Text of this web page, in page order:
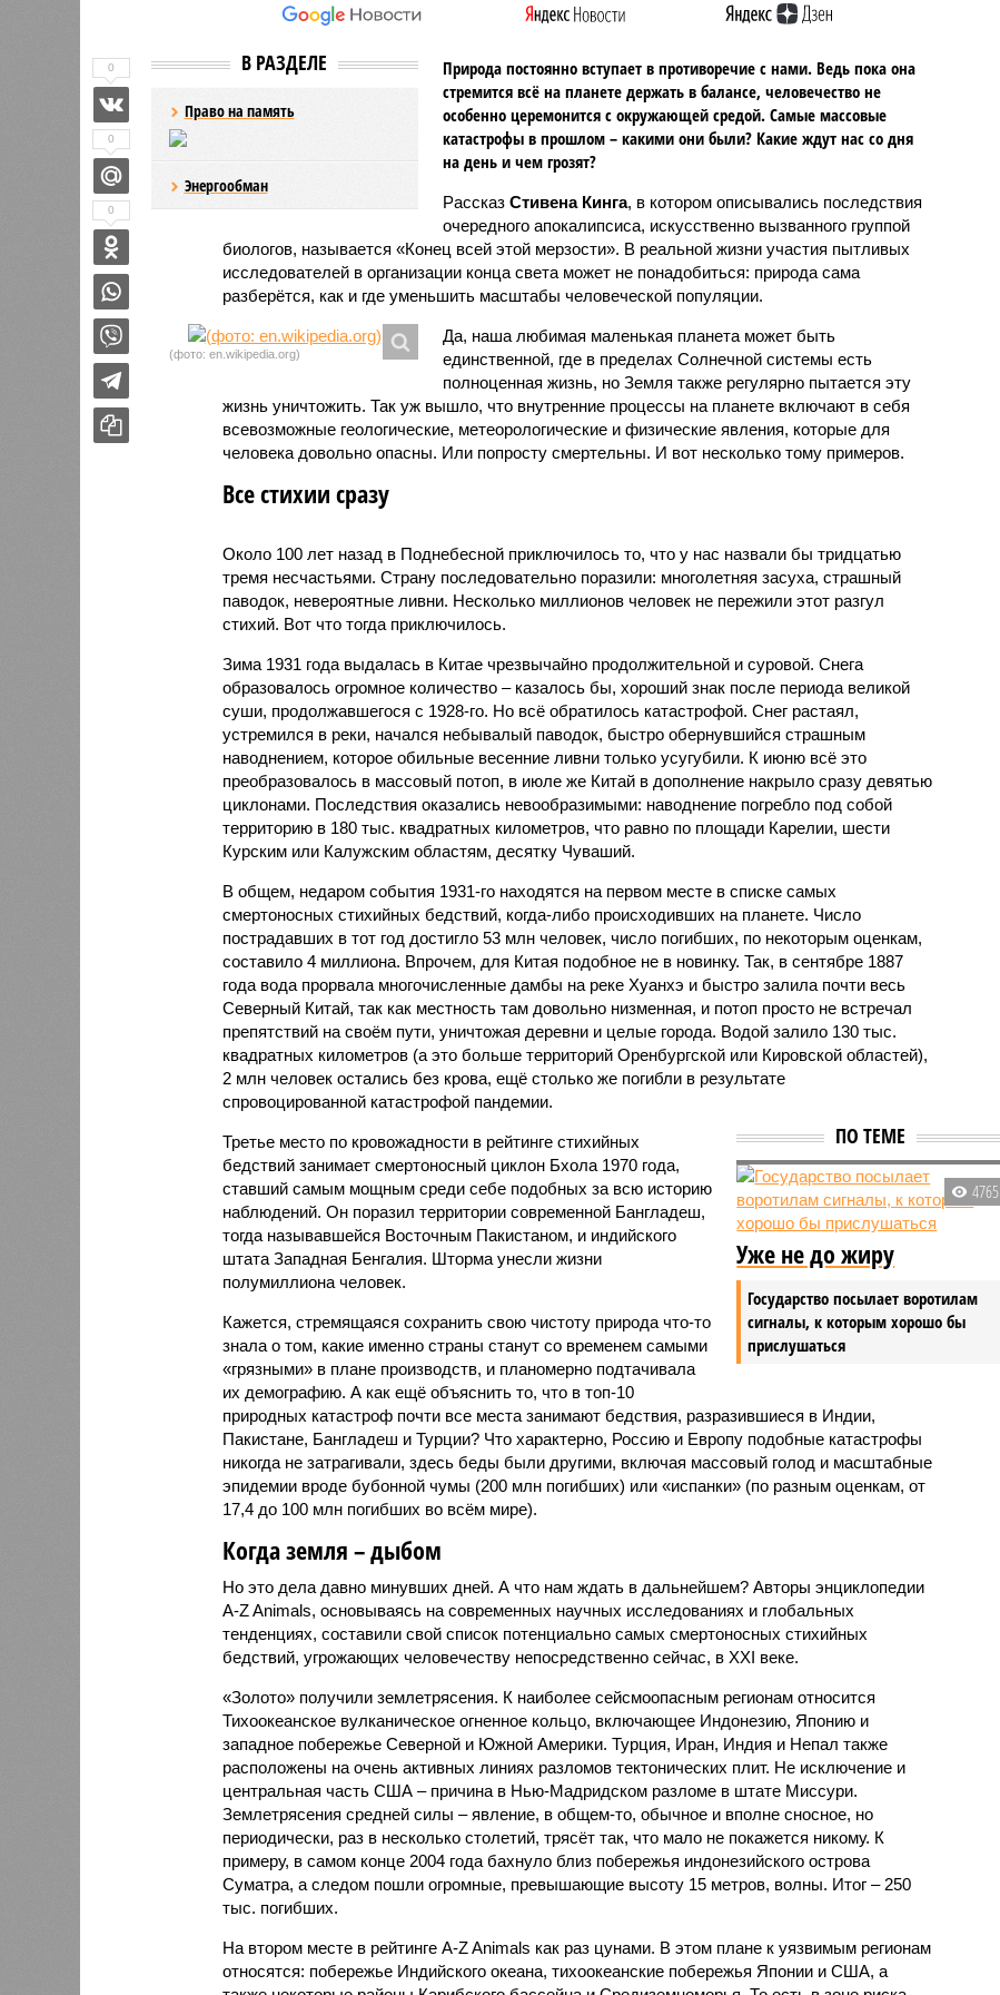
В РАЗДЕЛЕ
Право на память
Энергообман
Природа постоянно вступает в противоречие с нами. Ведь пока она
стремится всё на планете держать в балансе, человечество не
особенно церемонится с окружающей средой. Самые массовые
катастрофы в прошлом – какими они были? Какие ждут нас со дня
на день и чем грозят?
Рассказ Стивена Кинга, в котором описывались последствия
очередного апокалипсиса, искусственно вызванного группой
биологов, называется «Конец всей этой мерзости». В реальной жизни участия пытливых
исследователей в организации конца света может не понадобиться: природа сама
разберётся, как и где уменьшить масштабы человеческой популяции.
(фото: en.wikipedia.org)
Да, наша любимая маленькая планета может быть
единственной, где в пределах Солнечной системы есть
полноценная жизнь, но Земля также регулярно пытается эту
жизнь уничтожить. Так уж вышло, что внутренние процессы на планете включают в себя
всевозможные геологические, метеорологические и физические явления, которые для
человека довольно опасны. Или попросту смертельны. И вот несколько тому примеров.
Все стихии сразу
Около 100 лет назад в Поднебесной приключилось то, что у нас назвали бы тридцатью
тремя несчастьями. Страну последовательно поразили: многолетняя засуха, страшный
паводок, невероятные ливни. Несколько миллионов человек не пережили этот разгул
стихий. Вот что тогда приключилось.
Зима 1931 года выдалась в Китае чрезвычайно продолжительной и суровой. Снега
образовалось огромное количество – казалось бы, хороший знак после периода великой
суши, продолжавшегося с 1928-го. Но всё обратилось катастрофой. Снег растаял,
устремился в реки, начался небывалый паводок, быстро обернувшийся страшным
наводнением, которое обильные весенние ливни только усугубили. К июню всё это
преобразовалось в массовый потоп, в июле же Китай в дополнение накрыло сразу девятью
циклонами. Последствия оказались невообразимыми: наводнение погребло под собой
территорию в 180 тыс. квадратных километров, что равно по площади Карелии, шести
Курским или Калужским областям, десятку Чуваший.
В общем, недаром события 1931-го находятся на первом месте в списке самых
смертоносных стихийных бедствий, когда-либо происходивших на планете. Число
пострадавших в тот год достигло 53 млн человек, число погибших, по некоторым оценкам,
составило 4 миллиона. Впрочем, для Китая подобное не в новинку. Так, в сентябре 1887
года вода прорвала многочисленные дамбы на реке Хуанхэ и быстро залила почти весь
Северный Китай, так как местность там довольно низменная, и потоп просто не встречал
препятствий на своём пути, уничтожая деревни и целые города. Водой залило 130 тыс.
квадратных километров (а это больше территорий Оренбургской или Кировской областей),
2 млн человек остались без крова, ещё столько же погибли в результате
спровоцированной катастрофой пандемии.
ПО ТЕМЕ
4765
Уже не до жиру
Государство посылает воротилам
сигналы, к которым хорошо бы
прислушаться
Третье место по кровожадности в рейтинге стихийных
бедствий занимает смертоносный циклон Бхола 1970 года,
ставший самым мощным среди себе подобных за всю историю
наблюдений. Он поразил территории современной Бангладеш,
тогда называвшейся Восточным Пакистаном, и индийского
штата Западная Бенгалия. Шторма унесли жизни
полумиллиона человек.
Кажется, стремящаяся сохранить свою чистоту природа что-то
знала о том, какие именно страны станут со временем самыми
«грязными» в плане производств, и планомерно подтачивала
их демографию. А как ещё объяснить то, что в топ-10
природных катастроф почти все места занимают бедствия, разразившиеся в Индии,
Пакистане, Бангладеш и Турции? Что характерно, Россию и Европу подобные катастрофы
никогда не затрагивали, здесь беды были другими, включая массовый голод и масштабные
эпидемии вроде бубонной чумы (200 млн погибших) или «испанки» (по разным оценкам, от
17,4 до 100 млн погибших во всём мире).
Когда земля – дыбом
Но это дела давно минувших дней. А что нам ждать в дальнейшем? Авторы энциклопедии
A-Z Animals, основываясь на современных научных исследованиях и глобальных
тенденциях, составили свой список потенциально самых смертоносных стихийных
бедствий, угрожающих человечеству непосредственно сейчас, в XXI веке.
«Золото» получили землетрясения. К наиболее сейсмоопасным регионам относится
Тихоокеанское вулканическое огненное кольцо, включающее Индонезию, Японию и
западное побережье Северной и Южной Америки. Турция, Иран, Индия и Непал также
расположены на очень активных линиях разломов тектонических плит. Не исключение и
центральная часть США – причина в Нью-Мадридском разломе в штате Миссури.
Землетрясения средней силы – явление, в общем-то, обычное и вполне сносное, но
периодически, раз в несколько столетий, трясёт так, что мало не покажется никому. К
примеру, в самом конце 2004 года бахнуло близ побережья индонезийского острова
Суматра, а следом пошли огромные, превышающие высоту 15 метров, волны. Итог – 250
тыс. погибших.
На втором месте в рейтинге A-Z Animals как раз цунами. В этом плане к уязвимым регионам
относятся: побережье Индийского океана, тихо­океанские побережья Японии и США, а
0
0
0